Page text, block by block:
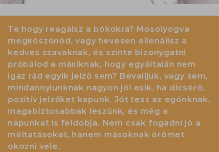
Te hogy reagálsz a bókokra? Mosolyogva
megköszönöd, vagy hevesen ellenállsz a
kedves szavaknak, és szinte bizonygatni
próbálod a másiknak, hogy egyáltalán nem
igaz rád egyik jelző sem? Bevalljuk, vagy sem,
mindannyiunknak nagyon jól esik, ha dicsérő,
pozitív jelzőket kapunk. Jót tesz az egónknak,
magabiztosabbak leszünk, és még a
napunkat is feldobja. Nem csak fogadni jó a
méltatásokat, hanem másoknak örömet
okozni vele.